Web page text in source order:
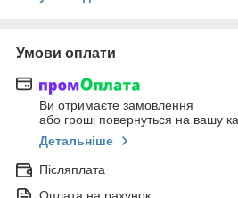
Умови оплати
Ви отримаєте замовлення
або гроші повернуться на вашу
Детальніше
Післяплата
Оплата на рахунок